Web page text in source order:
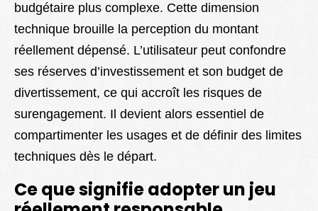
budgétaire plus complexe. Cette dimension
technique brouille la perception du montant
réellement dépensé. L’utilisateur peut confondre
ses réserves d’investissement et son budget de
divertissement, ce qui accroît les risques de
surengagement. Il devient alors essentiel de
compartimenter les usages et de définir des limites
techniques dès le départ.
Ce que signifie adopter un jeu